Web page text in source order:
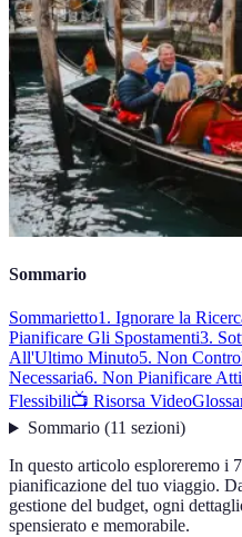
Sommario
Sommarietto1. Ignorare la
Pianificare Gli Spostamenti3.
All'Ultimo Minuto5. Non
Necessaria6. Non Pianificare
Flessibili📺 Risorsa Video
Sommario(11 sezioni)
In questo articolo esploreremo i
pianificazione del tuo viaggio.
gestione del budget, ogni
spensierato e memorabile.